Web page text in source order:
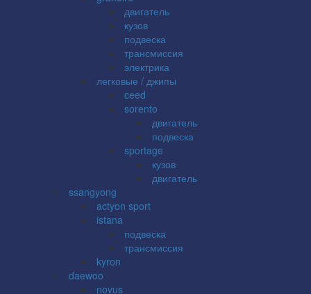
двигатель
кузов
подвеска
трансмиссия
электрика
легковые / джипы
ceed
sorento
двигатель
подвеска
sportage
кузов
двигатель
ssangyong
actyon sport
istana
подвеска
трансмиссия
kyron
daewoo
novus